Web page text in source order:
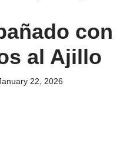
con
al Ajillo
22, 2026